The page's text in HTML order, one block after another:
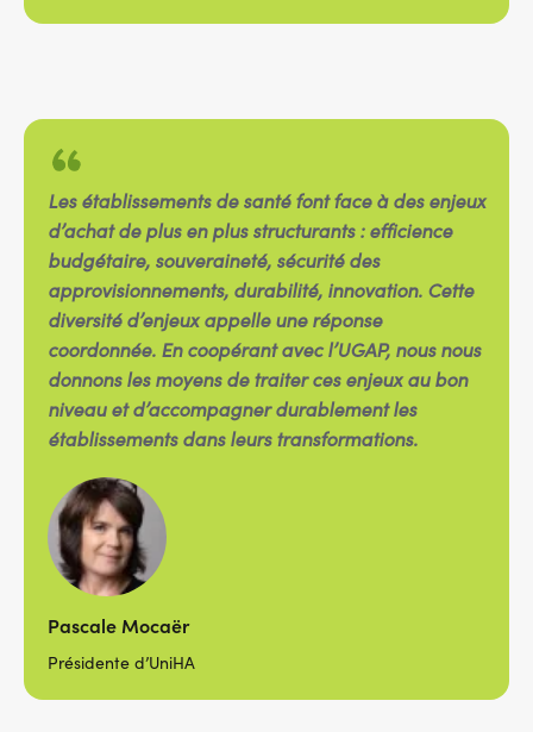
Les établissements de santé font face à des enjeux
d’achat de plus en plus structurants : efficience
budgétaire, souveraineté, sécurité des
approvisionnements, durabilité, innovation. Cette
diversité d’enjeux appelle une réponse
coordonnée. En coopérant avec l’UGAP, nous nous
donnons les moyens de traiter ces enjeux au bon
niveau et d’accompagner durablement les
établissements dans leurs transformations.
Pascale Mocaër
Présidente d’UniHA